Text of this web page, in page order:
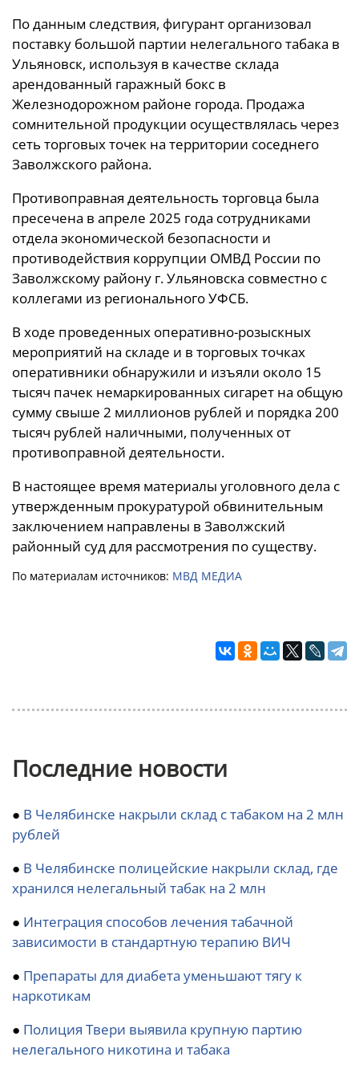
По данным следствия, фигурант организовал
поставку большой партии нелегального табака в
Ульяновск, используя в качестве склада
арендованный гаражный бокс в
Железнодорожном районе города. Продажа
сомнительной продукции осуществлялась через
сеть торговых точек на территории соседнего
Заволжского района.
Противоправная деятельность торговца была
пресечена в апреле 2025 года сотрудниками
отдела экономической безопасности и
противодействия коррупции ОМВД России по
Заволжскому району г. Ульяновска совместно с
коллегами из регионального УФСБ.
В ходе проведенных оперативно-розыскных
мероприятий на складе и в торговых точках
оперативники обнаружили и изъяли около 15
тысяч пачек немаркированных сигарет на общую
сумму свыше 2 миллионов рублей и порядка 200
тысяч рублей наличными, полученных от
противоправной деятельности.
В настоящее время материалы уголовного дела с
утвержденным прокуратурой обвинительным
заключением направлены в Заволжский
районный суд для рассмотрения по существу.
По материалам источников: МВД МЕДИА
Последние новости
● В Челябинске накрыли склад с табаком на 2 млн
рублей
● В Челябинске полицейские накрыли склад, где
хранился нелегальный табак на 2 млн
● Интеграция способов лечения табачной
зависимости в стандартную терапию ВИЧ
● Препараты для диабета уменьшают тягу к
наркотикам
● Полиция Твери выявила крупную партию
нелегального никотина и табака